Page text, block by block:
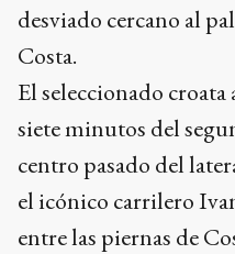
desviado cercano al
Costa.
El seleccionado
siete minutos del
centro pasado del
el icónico carrilero
entre las piernas de